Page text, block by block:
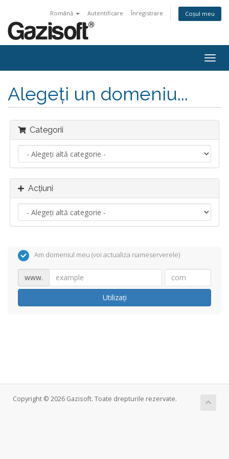
Română Autentificare Înregistrare Coșul meu
Alegeți un domeniu...
Categorii
Acțiuni
Am domeniul meu (voi actualiza nameserverele)
www.
Utilizați
Copyright © 2026 Gazisoft. Toate drepturile rezervate.